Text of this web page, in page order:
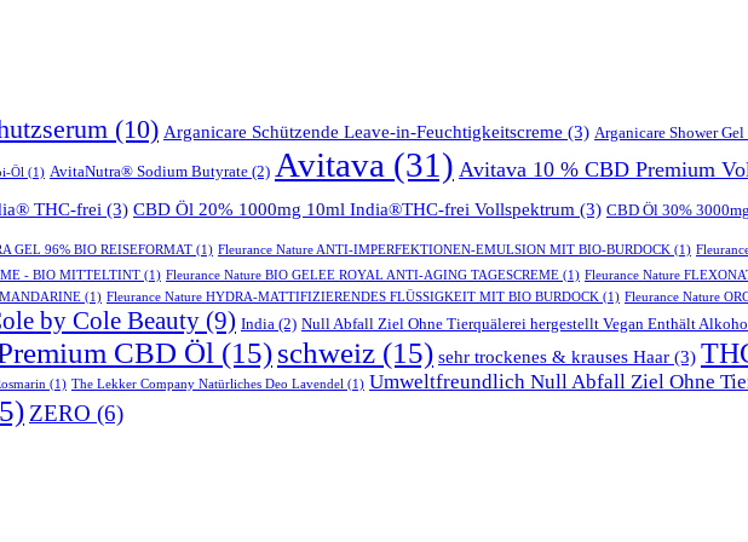
(10) Arganicare Schützende Leave-in-Feuchtigkeitscreme (3) Arganicare Shower Gel
Öl (1) AvitaNutra® Sodium Butyrate (2) Avitava (31) Avitava 10 % CBD Premium
THC-frei (3) CBD Öl 20% 1000mg 10ml India®THC-frei Vollspektrum (3) CBD Öl 30%
GEL 96% BIO REISEFORMAT (1) Fleurance Nature ANTI-IMPERFEKTIONEN-EMULSION MIT BIO-BURDOCK (1)
- BIO MITTELTINT (1) Fleurance Nature BIO GELEE ROYAL ANTI-AGING TAGESCREME (1) Fleurance Nature
(1) Fleurance Nature HYDRA-MATTIFIZIERENDES FLÜSSIGKEIT MIT BIO BURDOCK (1) Fleurance Nature
by Cole Beauty (9) India (2) Null Abfall Ziel Ohne Tierquälerei hergestellt Vegan Enthält
CBD Öl (15)schweiz (15) sehr trockenes & krauses Haar (3)
(1) The Lekker Company Natürliches Deo Lavendel (1) Umweltfreundlich Null Abfall Ziel Ohne
ZERO (6)